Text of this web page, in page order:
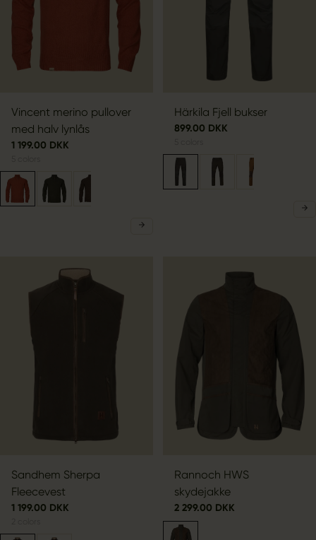
Vincent merino pullover
med halv lynlås
1 199.00 DKK
Härkila Fjell bukser
899.00 DKK
Sandhem Sherpa
Fleecevest
1 199.00 DKK
Rannoch HWS
skydejakke
2 299.00 DKK